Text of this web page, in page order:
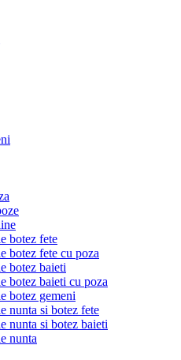
botez fete
botez fete cu poza
botez baieti
botez baieti cu poza
botez gemeni
nunta si botez fete
nunta si botez baieti
nunta